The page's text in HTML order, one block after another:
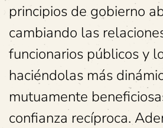
principios de gobierno
cambiando las
funcionarios públicos y
haciéndolas más
mutuamente
confianza recíproca.